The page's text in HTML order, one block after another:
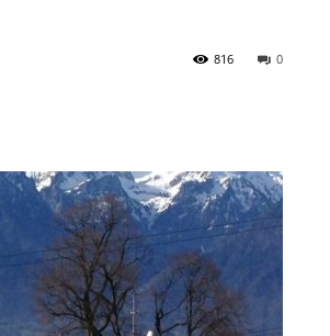
0
816